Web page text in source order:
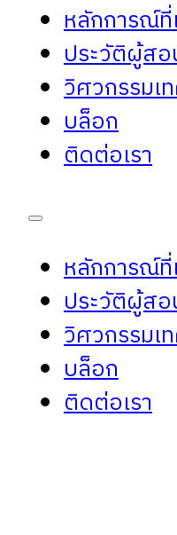
หลักการณ์ที่
ประวัติผู้ส
วิศวกรรมเ
บล็อก
ติดต่อเรา
หลักการณ์ที่
ประวัติผู้ส
วิศวกรรมเ
บล็อก
ติดต่อเรา